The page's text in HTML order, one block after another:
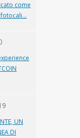
come
UN
DI